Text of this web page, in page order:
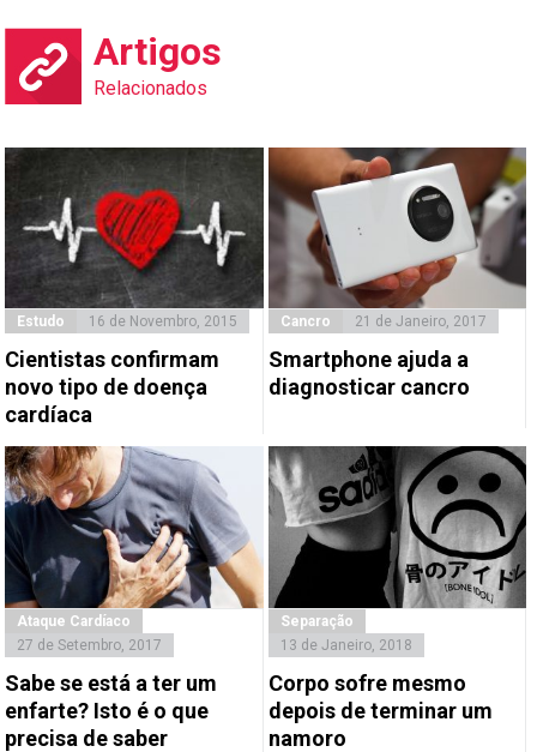
Artigos
Relacionados
Estudo 16 de Novembro, 2015
Cientistas confirmam
novo tipo de doença
cardíaca
Cancro 21 de Janeiro, 2017
Smartphone ajuda a
diagnosticar cancro
Ataque Cardíaco
27 de Setembro, 2017
Sabe se está a ter um
enfarte? Isto é o que
precisa de saber
Separação
13 de Janeiro, 2018
Corpo sofre mesmo
depois de terminar um
namoro